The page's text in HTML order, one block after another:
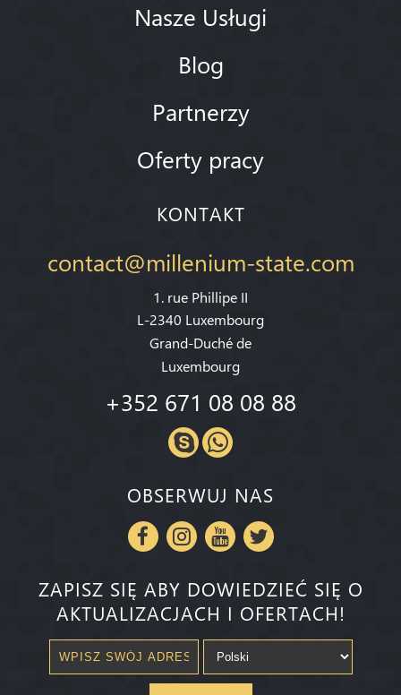
Nasze Usługi
Blog
Partnerzy
Oferty pracy
KONTAKT
contact@millenium-state.com
1. rue Phillipe II
L-2340 Luxembourg
Grand-Duché de
Luxembourg
+352 671 08 08 88
OBSERWUJ NAS
ZAPISZ SIĘ ABY DOWIEDZIEĆ SIĘ O
AKTUALIZACJACH I OFERTACH!